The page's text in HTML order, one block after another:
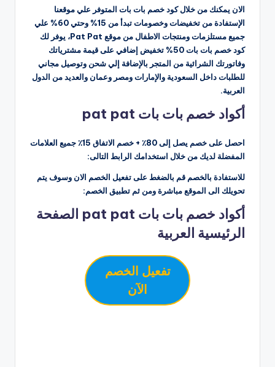
الان يمكنك من خلال كود خصم بات بات المتوفر علي موقعنا
الإستفادة من تخفيضات وخصومات تبدأ من 15% وحتي 60% علي
جميع مستلزمات ومنتجات الاطفال من موقع Pat Pat، يوفر لك
كود خصم بات بات 50% تخفيض إضافي على قيمة مشترياتك
وفاتورتك الشرائية من المتجر بالإضافة إلي شحن وتوصيل مجاني
للطلبات داخل السعودية والإمارات ومصر وعمان والعديد من الدول
العربية.
أكواد خصم بات بات pat pat
احصل على خصم يصل إلى 80٪ + خصم الاتفاق 15٪ جميع العلامات
المفضلة لديك من خلال استخدامك الرابط التالى:
للاستفادة بالخصم قم بالضغط على تفعيل الخصم الان وسوف يتم
تحويلك الى الموقع مباشرة ومن ثم تطبيق الخصم:
أكواد خصم بات بات pat pat الصفحة
الرئيسية العربية
تفعيل الخصم
الآن